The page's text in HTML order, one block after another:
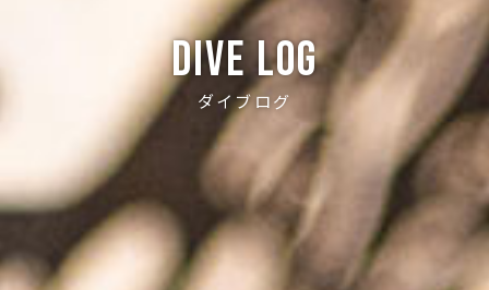
Dive log
ダイブログ